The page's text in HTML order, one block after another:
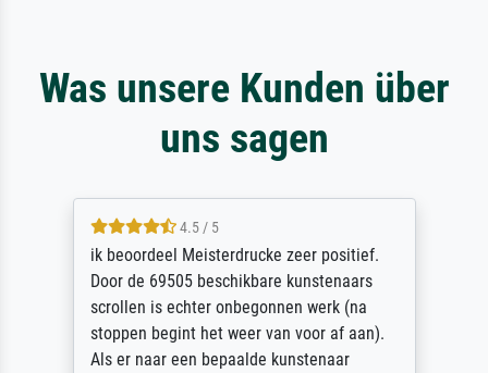
Was unsere Kunden über
uns sagen
4.5 / 5
ik beoordeel Meisterdrucke zeer positief.
Door de 69505 beschikbare kunstenaars
scrollen is echter onbegonnen werk (na
stoppen begint het weer van voor af aan).
Als er naar een bepaalde kunstenaar